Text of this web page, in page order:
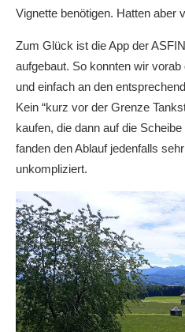
Vignette benötigen. Hatten aber
Zum Glück ist die App der
aufgebaut. So konnten wir
und einfach an den
Kein “kurz vor der Grenze
kaufen, die dann auf die
fanden den Ablauf jedenfalls
unkompliziert.